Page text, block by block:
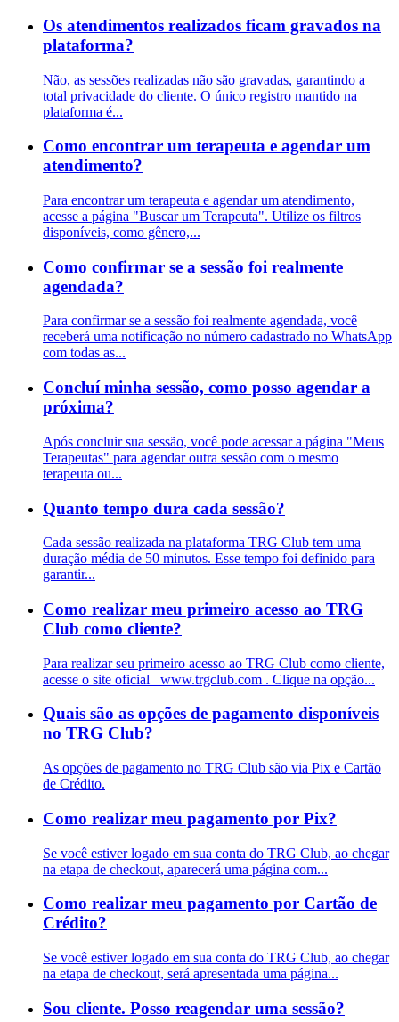
Os atendimentos realizados ficam gravados na
plataforma?
Não, as sessões realizadas não são gravadas, garantindo a
total privacidade do cliente. O único registro mantido na
plataforma é...
Como encontrar um terapeuta e agendar um
atendimento?
Para encontrar um terapeuta e agendar um atendimento,
acesse a página "Buscar um Terapeuta". Utilize os filtros
disponíveis, como gênero,...
Como confirmar se a sessão foi realmente
agendada?
Para confirmar se a sessão foi realmente agendada, você
receberá uma notificação no número cadastrado no WhatsApp
com todas as...
Concluí minha sessão, como posso agendar a
próxima?
Após concluir sua sessão, você pode acessar a página "Meus
Terapeutas" para agendar outra sessão com o mesmo
terapeuta ou...
Quanto tempo dura cada sessão?
Cada sessão realizada na plataforma TRG Club tem uma
duração média de 50 minutos. Esse tempo foi definido para
garantir...
Como realizar meu primeiro acesso ao TRG
Club como cliente?
Para realizar seu primeiro acesso ao TRG Club como cliente,
acesse o site oficial www.trgclub.com . Clique na opção...
Quais são as opções de pagamento disponíveis
no TRG Club?
As opções de pagamento no TRG Club são via Pix e Cartão
de Crédito.
Como realizar meu pagamento por Pix?
Se você estiver logado em sua conta do TRG Club, ao chegar
na etapa de checkout, aparecerá uma página com...
Como realizar meu pagamento por Cartão de
Crédito?
Se você estiver logado em sua conta do TRG Club, ao chegar
na etapa de checkout, será apresentada uma página...
Sou cliente. Posso reagendar uma sessão?